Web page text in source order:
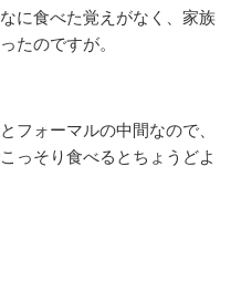
に食べた覚えがなく、家族
たのですが。
フォーマルの中間なので、
っそり食べるとちょうどよ